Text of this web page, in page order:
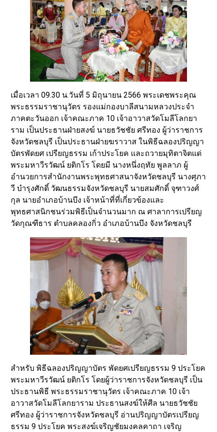
เมื่อเวลา 09.30 น.วันที่ 5 มิถุนายน 2566 พระเดชพระคุณ
พระธรรมราชานุวัตร รองแม่กองบาลีสนามหลวงประจำ
ภาคตะวันออก เจ้าคณะภาค 10 เจ้าอาวาสวัดโมลีโลกยา
ราม เป็นประธานฝ่ายสงฆ์ นายธวัชชัย ศรีทอง ผู้ว่าราชการ
จังหวัดชลบุรี เป็นประธานฝ่ายฆราวาส ในพิธีฉลองปริญญา
บัตรพัดยศ เปรียญธรรม เก้าประโยค และถวายมุทิตาจิตแด่
พระมหาวีรวัฒน์ ยติกโร โดยมี นางหนึ่งฤทัย พูลลาภ ผู้
อำนวยการสำนักงานพระพุทธศาสนาจังหวัดชลบุรี นางศุภา
วี บำรุงศักดิ์ วัฒนธรรมจังหวัดชลบุรี นายสมศักดิ์ จุฑาวงศ์
กุล นายอำเภอบ้านบึง เจ้าหน้าที่ที่เกี่ยวข้องและ
พุทธศาสนิกชนร่วมพิธีเป็นจำนวนมาก ณ ศาลาการเปรียญ
วัดกุณฑีธาร ตำบลคลองกิ่ว อำเภอบ้านบึง จังหวัดชลบุรี
สำหรับ พิธีฉลองปริญญาบัตร พัดยศเปรียญธรรม 9 ประโยค
พระมหาวีรวัฒน์ ยติกโร โดยผู้ว่าราชการจังหวัดชลบุรี เป็น
ประธานพิธี พระธรรมราชานุวัตร เจ้าคณะภาค 10 เจ้า
อาวาสวัดโมลีโลกยาราม ประธานสงฆ์ให้ศีล นายธวัชชัย
ศรีทอง ผู้ว่าราชการจังหวัดชลบุรี อ่านปริญญาบัตรเปรียญ
ธรรม 9 ประโยค พระสงฆ์เจริญชัยมงคลคาถา เจริญ